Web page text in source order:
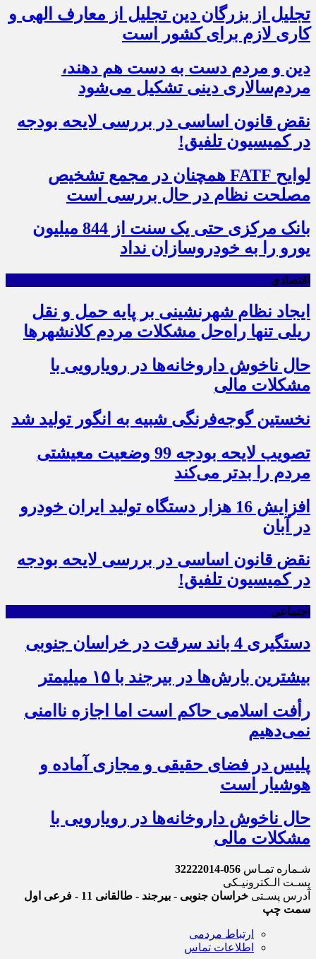
تجلیل از بزرگان دین تجلیل از معارف الهی و
کاری لازم برای کشور است
دین و مردم دست به‌ دست هم دهند،
مردم‌سالاری دینی تشکیل می‌شود
نقض قانون اساسی در بررسی لایحه بودجه
در کمیسیون تلفیق!
لوایح FATF همچنان در مجمع تشخیص
مصلحت نظام در حال بررسی است
بانک مرکزی حتی یک سنت از 844 میلیون
یورو را به خودروسازان نداد
اقتصادی
ایجاد نظام شهرنشینی بر پایه حمل و نقل
ریلی تنها راه‌حل مشکلات مردم کلانشهرها
حال ناخوش داروخانه‌ها در رویارویی با
مشکلات مالی
نخستین گوجه‌فرنگی شبیه به انگور تولید شد
تصویب لایحه بودجه 99 وضعیت معیشتی
مردم را بدتر می‌کند
افزایش 16 هزار دستگاه تولید ایران خودرو
در آبان
نقض قانون اساسی در بررسی لایحه بودجه
در کمیسیون تلفیق!
اجتماعی
دستگیری 4 باند سرقت در خراسان جنوبی
بیشترین بارش‌ها در بیرجند با ۱۵ میلیمتر
رأفت اسلامی حاکم است اما اجازه ناامنی
نمی‌دهیم
پلیس در فضای حقیقی و مجازی آماده و
هوشیار است
حال ناخوش داروخانه‌ها در رویارویی با
مشکلات مالی
شـماره تمـاس 056-32222014
پسـت الـکترونیـکی
آدرس پسـتی
خراسان جنوبی - بیرجند - طالقانی 11 - فرعی اول
سمت چپ
ارتباط مردمی
اطلاعات تماس